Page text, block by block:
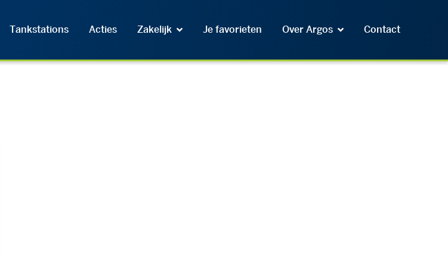
Tankstations Acties Zakelijk Je favorieten Over Argos Contact